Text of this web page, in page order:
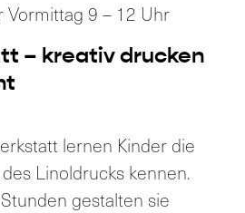
Vormittag 9 – 12 Uhr
– kreativ drucken
lernen Kinder die
Linoldrucks kennen.
gestalten sie